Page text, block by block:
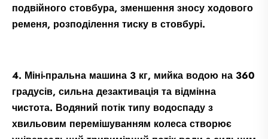
подвійного стовбура, зменшення зносу ходового
ременя, розподілення тиску в стовбурі.
4. Міні-пральна машина 3 кг, мийка водою на 360
градусів, сильна дезактивація та відмінна
чистота. Водяний потік типу водоспаду з
хвильовим перемішуванням колеса створює